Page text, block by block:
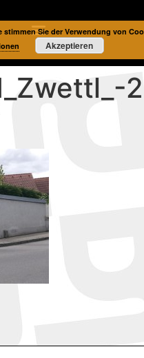
Sie der Verwendung von
Akzeptieren